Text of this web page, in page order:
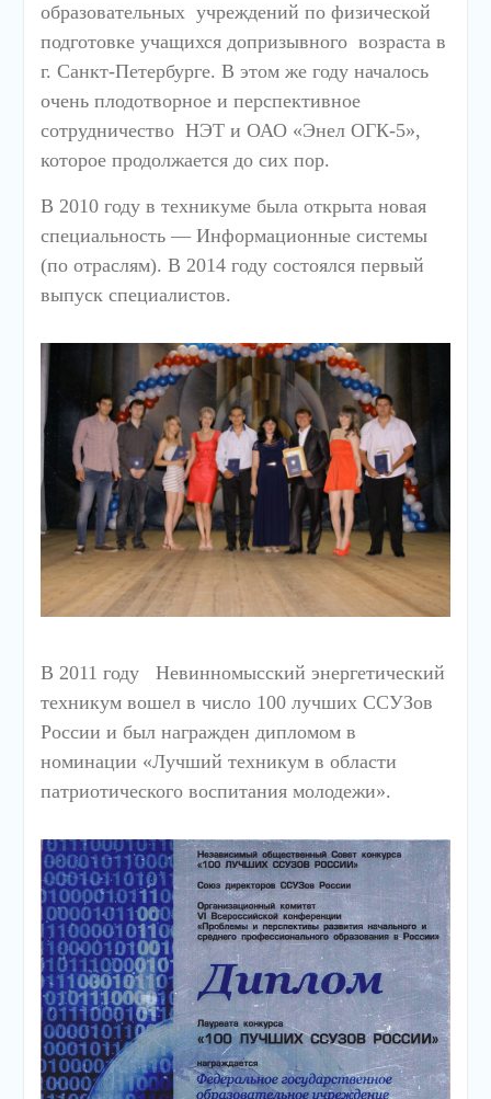
образовательных учреждений по физической
подготовке учащихся допризывного возраста в
г. Санкт-Петербурге. В этом же году началось
очень плодотворное и перспективное
сотрудничество НЭТ и ОАО «Энел ОГК-5»,
которое продолжается до сих пор.
В 2010 году в техникуме была открыта новая
специальность — Информационные системы
(по отраслям). В 2014 году состоялся первый
выпуск специалистов.
В 2011 году Невинномысский энергетический
техникум вошел в число 100 лучших ССУЗов
России и был награжден дипломом в
номинации «Лучший техникум в области
патриотического воспитания молодежи».